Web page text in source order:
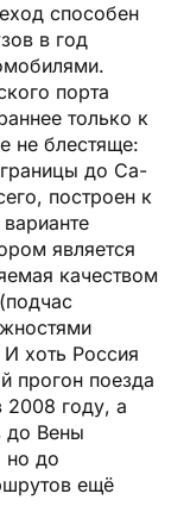
способен
в год
порта
только к
не блестяще:
границы до Са­
построен к
является
качеством
И хоть Россия
прогон поезда
2008 году, а
до Вены
но до
ещё